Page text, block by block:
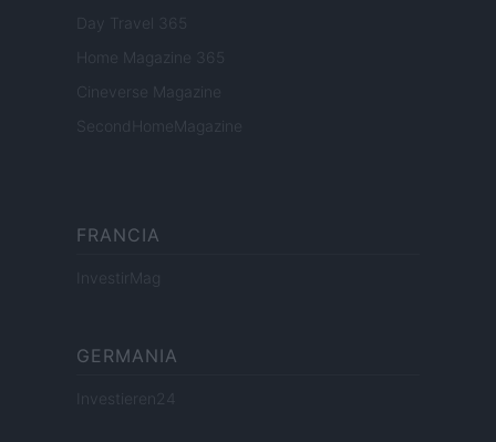
Day Travel 365
Home Magazine 365
Cineverse Magazine
SecondHomeMagazine
FRANCIA
InvestirMag
GERMANIA
Investieren24